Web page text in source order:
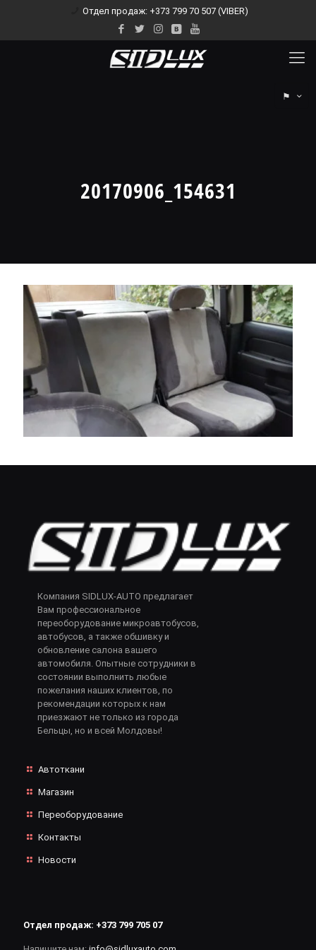
Отдел продаж: +373 799 70 507 (VIBER)
⚑
20170906_154631
Компания SIDLUX-AUTO предлагает
Вам профессиональное
переоборудование микроавтобусов,
автобусов, а также обшивку и
обновление салона вашего
автомобиля. Опытные сотрудники в
состоянии выполнить любые
пожелания наших клиентов, по
рекомендации которых к нам
приезжают не только из города
Бельцы, но и всей Молдовы!
Автоткани
Магазин
Переоборудование
Контакты
Новости
Отдел продаж: +373 799 705 07